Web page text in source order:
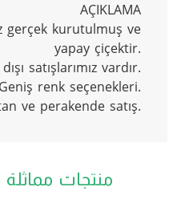
AÇIKLAMA
kurutulmuş ve
yapay çiçektir.
satışlarımız vardır.
renk seçenekleri.
ve perakende satış.
منتجات